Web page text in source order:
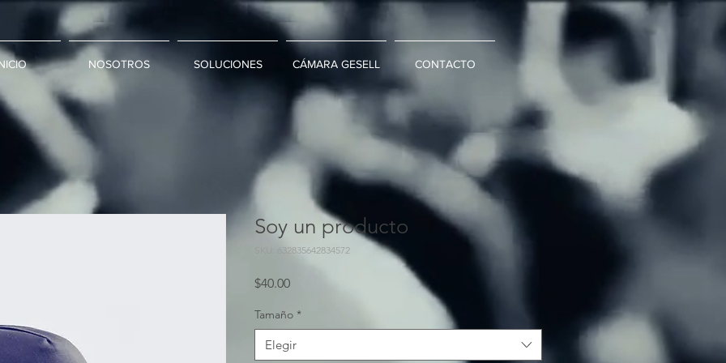
NOSOTROS SOLUCIONES CÁMARA GESELL CONTACTO
Soy un producto
SKU: 632835642834572
$40.00Precio
Tamaño *
Elegir